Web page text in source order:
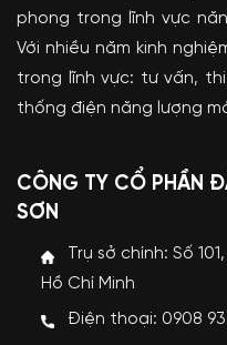
phong trong lĩnh vực
Với nhiều năm kinh
trong lĩnh vực: tư vấn,
thống điện năng lượng
CÔNG TY CỔ PHẦN
SƠN
Trụ sở chính: Số
Hồ Chí Minh
Điện thoại: 0908